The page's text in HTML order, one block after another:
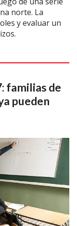
norte. La
y evaluar un
familias de
pueden